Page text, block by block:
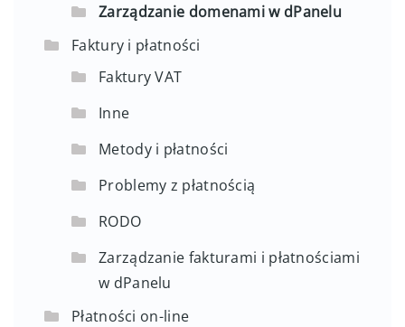
Zarządzanie domenami w dPanelu
Faktury i płatności
Faktury VAT
Inne
Metody i płatności
Problemy z płatnością
RODO
Zarządzanie fakturami i płatnościami
w dPanelu
Płatności on-line